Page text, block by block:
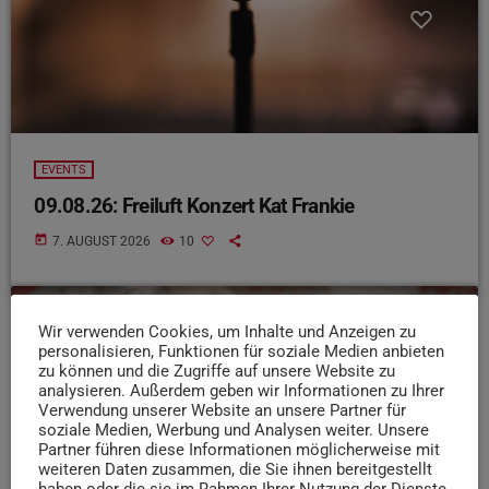
EVENTS
09.08.26: Freiluft Konzert Kat Frankie
today 7. AUGUST 2026 10
insert_link
Wir verwenden Cookies, um Inhalte und Anzeigen zu
personalisieren, Funktionen für soziale Medien anbieten
zu können und die Zugriffe auf unsere Website zu
analysieren. Außerdem geben wir Informationen zu Ihrer
Verwendung unserer Website an unsere Partner für
soziale Medien, Werbung und Analysen weiter. Unsere
Partner führen diese Informationen möglicherweise mit
weiteren Daten zusammen, die Sie ihnen bereitgestellt